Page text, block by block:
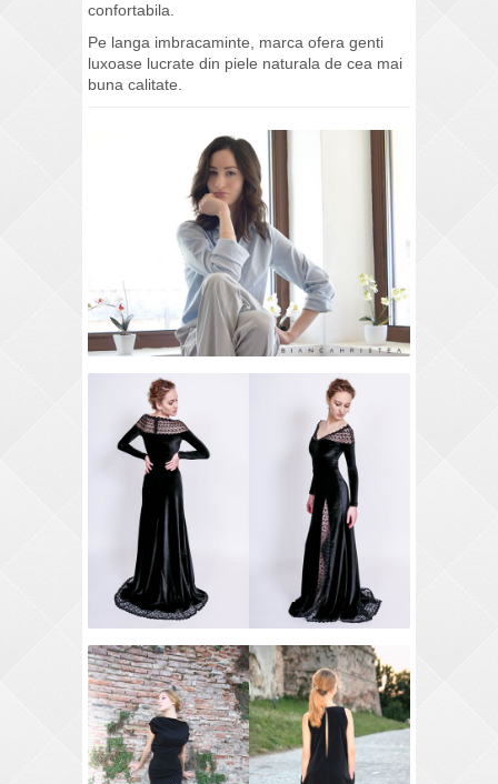
confortabila.
Pe langa imbracaminte, marca ofera genti
luxoase lucrate din piele naturala de cea mai
buna calitate.